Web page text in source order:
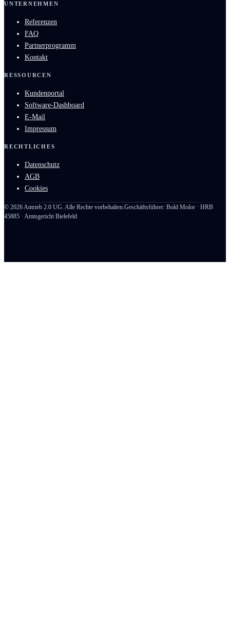
UNTERNEHMEN
Referenzen
FAQ
Partnerprogramm
Kontakt
RESSOURCEN
Kundenportal
Software-Dashboard
E-Mail
Impressum
RECHTLICHES
Datenschutz
AGB
Cookies
© 2026Antrieb 2.0 UG. Alle Rechte vorbehalten.Geschäftsführer: Bold Molor · HRB
45885 · Amtsgericht Bielefeld